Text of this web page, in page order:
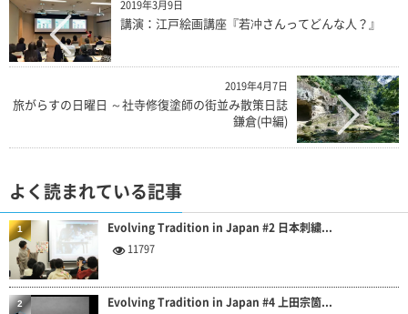
2019年3月9日
講演：江戸絵画講座『若冲さんってどんな人？』
2019年4月7日
旅がらすの日曜日 ～社寺修復塗師の街並み散策日誌
鎌倉(中編)
よく読まれている記事
Evolving Tradition in Japan #2 日本刺繍...
11797
1
Evolving Tradition in Japan #4 上田宗箇...
2